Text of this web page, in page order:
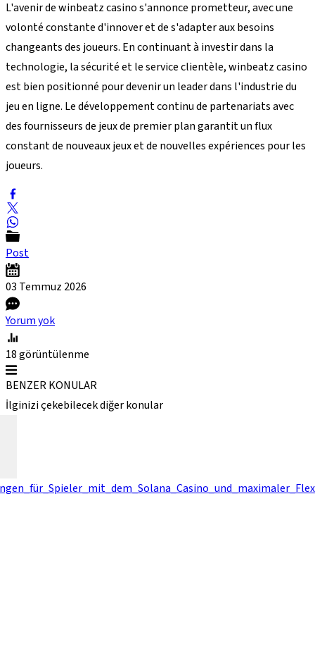
L'avenir de winbeatz casino s'annonce prometteur, avec une
volonté constante d'innover et de s'adapter aux besoins
changeants des joueurs. En continuant à investir dans la
technologie, la sécurité et le service clientèle, winbeatz casino
est bien positionné pour devenir un leader dans l'industrie du
jeu en ligne. Le développement continu de partenariats avec
des fournisseurs de jeux de premier plan garantit un flux
constant de nouveaux jeux et de nouvelles expériences pour les
joueurs.
Post
03 Temmuz 2026
Yorum yok
18görüntülenme
BENZER KONULAR
İlginizi çekebilecek diğer konular